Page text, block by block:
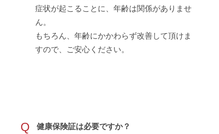
症状が起こることに、年齢は関係がありませ
ん。
もちろん、年齢にかかわらず改善して頂けま
すので、ご安心ください。
Q 健康保険証は必要ですか？